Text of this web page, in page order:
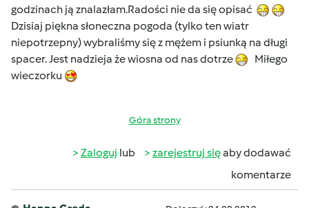
godzinach ją znalazłam.Radości nie da się opisać
Dzisiaj piękna słoneczna pogoda (tylko ten wiatr
niepotrzepny) wybraliśmy się z mężem i psiunką na długi
spacer. Jest nadzieja że wiosna od nas dotrze
Miłego
wieczorku
Góra strony
Zaloguj lub zarejestruj sięaby dodawać
komentarze